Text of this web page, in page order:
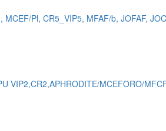
MCEF/Pl, CR5_VIP5, MFAF/b, JOFAF,
VIP2,CR2,APHRODITE/MCEFORO/